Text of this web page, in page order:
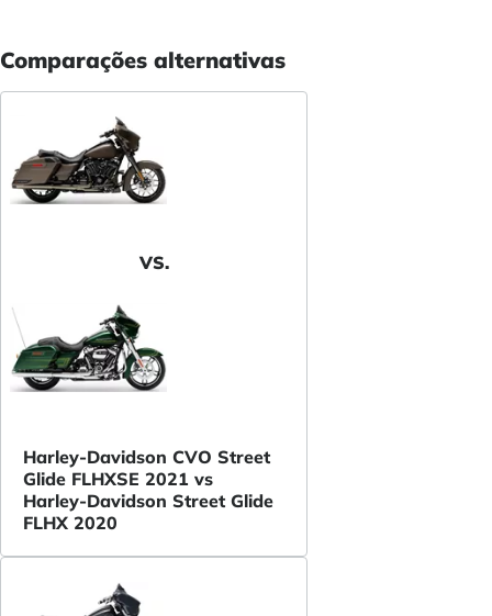
Comparações alternativas
VS.
Harley-Davidson CVO Street
Glide FLHXSE 2021 vs
Harley-Davidson Street Glide
FLHX 2020